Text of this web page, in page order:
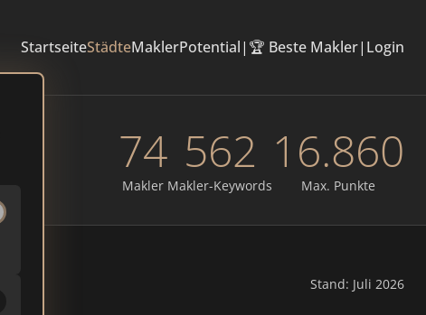
StartseiteStädteMaklerPotential| 🏆 Beste Makler| Login
74
Makler
562
Makler-Keywords
16.860
Max. Punkte
Stand: Juli 2026